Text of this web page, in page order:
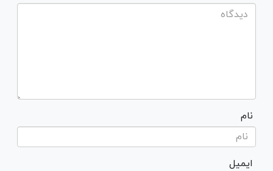
نام
ایمیل